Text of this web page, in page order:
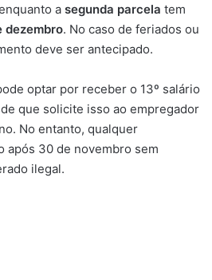
a segunda parcela tem
dezembro. No caso de feriados ou
deve ser antecipado.
optar por receber o 13º salário
que solicite isso ao empregador
No entanto, qualquer
após 30 de novembro sem
ilegal.